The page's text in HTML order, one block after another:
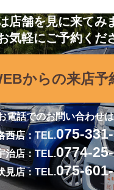
店舗を見に来てみ
気軽にご予約くだ
からの来店予
電話でのお問い合わせ
西店：TEL.075-
治店：TEL.0774-
見店：TEL.075-